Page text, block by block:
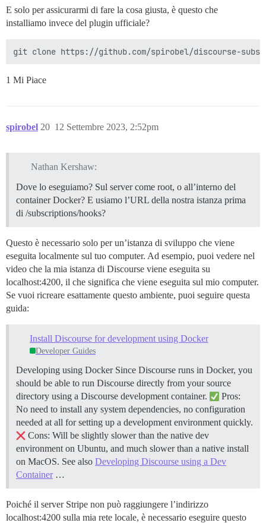
E solo per assicurarmi di fare la cosa giusta, è questo che
installiamo invece del plugin ufficiale?
1 Mi Piace
spirobel 12 Settembre 2023, 2:52pm
20
Nathan Kershaw:
Dove lo eseguiamo? Sul server come root, o all’interno del
container Docker? E usiamo l’URL della nostra istanza prima
di /subscriptions/hooks?
Questo è necessario solo per un’istanza di sviluppo che viene
eseguita localmente sul tuo computer. Ad esempio, puoi vedere nel
video che la mia istanza di Discourse viene eseguita su
localhost:4200, il che significa che viene eseguita sul mio computer.
Se vuoi ricreare esattamente questo ambiente, puoi seguire questa
guida:
Install Discourse for development using Docker
Developer Guides
Developing using Docker Since Discourse runs in Docker, you
should be able to run Discourse directly from your source
directory using a Discourse development container.
Pros:
No need to install any system dependencies, no configuration
needed at all for setting up a development environment quickly.
Cons: Will be slightly slower than the native dev
environment on Ubuntu, and much slower than a native install
on MacOS. See also Developing Discourse using a Dev
Container…
Poiché il server Stripe non può raggiungere l’indirizzo
localhost:4200 sulla mia rete locale, è necessario eseguire questo